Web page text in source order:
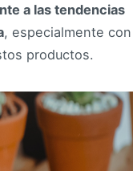
a las tendencias
, especialmente con
productos.